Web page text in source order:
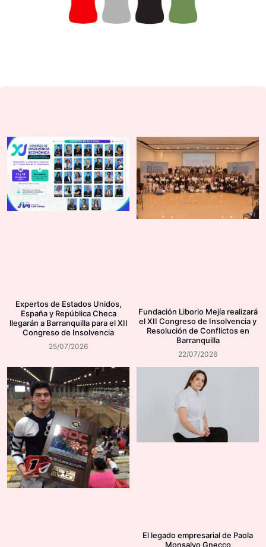
Expertos de Estados Unidos,
España y República Checa
llegarán a Barranquilla para el XII
Congreso de Insolvencia
25/07/2026
Fundación Liborio Mejía realizará
el XII Congreso de Insolvencia y
Resolución de Conflictos en
Barranquilla
22/07/2026
El legado empresarial de Paola
Monsalvo Gnecco